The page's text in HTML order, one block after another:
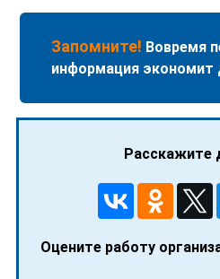
Запомните! Вовремя
информация экономит
Расскажите
Оцените работу